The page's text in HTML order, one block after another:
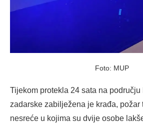
Foto: MUP
Tijekom protekla 24 sata na
zadarske zabilježena je krađa, požar
nesreće u kojima su dvije osobe